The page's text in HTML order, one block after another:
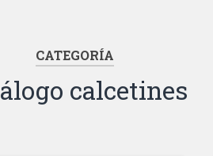
CATEGORÍA
calcetines